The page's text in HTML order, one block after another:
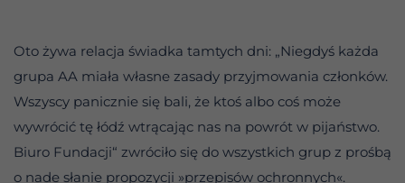
Oto żywa relacja świadka tamtych dni: „Niegdyś każda
grupa AA miała własne zasady przyjmowania członków.
Wszyscy panicznie się bali, że ktoś albo coś może
wywrócić tę łódź wtrącając nas na powrót w pijaństwo.
Biuro Fundacji“ zwróciło się do wszystkich grup z prośbą
o nade słanie propozycji »przepisów ochronnych«.